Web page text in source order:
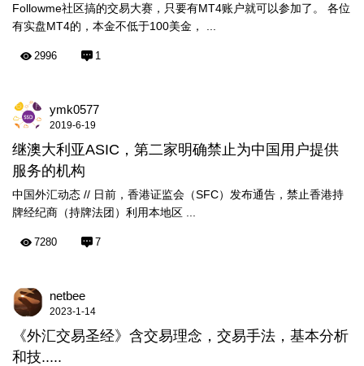
Followme社区搞的交易大赛，只要有MT4账户就可以参加了。 各位
有实盘MT4的，本金不低于100美金， ...
2996 1
ymk0577
2019-6-19
继澳大利亚ASIC，第二家明确禁止为中国用户提供
服务的机构
中国外汇动态 // 日前，香港证监会（SFC）发布通告，禁止香港持
牌经纪商（持牌法团）利用本地区 ...
7280 7
netbee
2023-1-14
《外汇交易圣经》含交易理念，交易手法，基本分析
和技.....